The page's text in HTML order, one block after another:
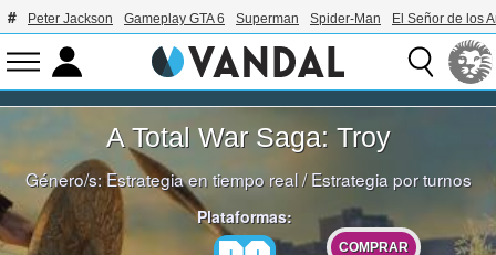
Peter Jackson Gameplay GTA 6 Superman Spider-Man El Señor de los
A Total War Saga: Troy
Género/s:Estrategia en tiempo real/Estrategia por turnos
Plataformas:
COMPRAR